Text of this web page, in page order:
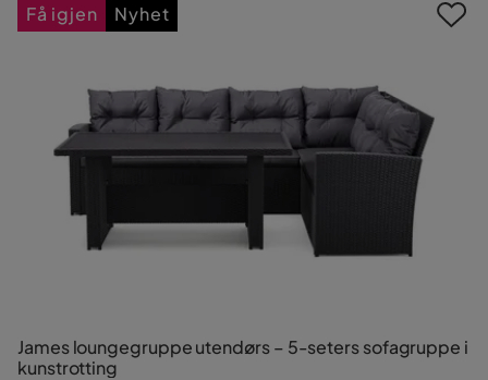
James loungegruppe utendørs – 5-seters sofagruppe i
kunstrotting
Få igjen Nyhet